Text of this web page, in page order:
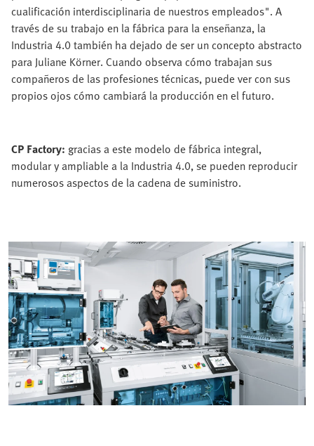
cualificación interdisciplinaria de nuestros empleados". A
través de su trabajo en la fábrica para la enseñanza, la
Industria 4.0 también ha dejado de ser un concepto abstracto
para Juliane Körner. Cuando observa cómo trabajan sus
compañeros de las profesiones técnicas, puede ver con sus
propios ojos cómo cambiará la producción en el futuro.
CP Factory: gracias a este modelo de fábrica integral,
modular y ampliable a la Industria 4.0, se pueden reproducir
numerosos aspectos de la cadena de suministro.